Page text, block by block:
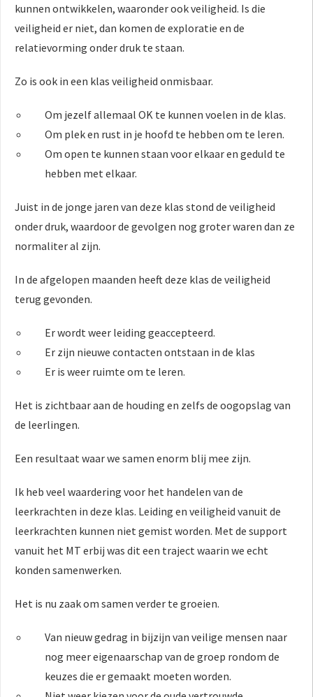
kunnen ontwikkelen, waaronder ook veiligheid. Is die
veiligheid er niet, dan komen de exploratie en de
relatievorming onder druk te staan.
Zo is ook in een klas veiligheid onmisbaar.
Om jezelf allemaal OK te kunnen voelen in de klas.
Om plek en rust in je hoofd te hebben om te leren.
Om open te kunnen staan voor elkaar en geduld te
hebben met elkaar.
Juist in de jonge jaren van deze klas stond de veiligheid
onder druk, waardoor de gevolgen nog groter waren dan ze
normaliter al zijn.
In de afgelopen maanden heeft deze klas de veiligheid
terug gevonden.
Er wordt weer leiding geaccepteerd.
Er zijn nieuwe contacten ontstaan in de klas
Er is weer ruimte om te leren.
Het is zichtbaar aan de houding en zelfs de oogopslag van
de leerlingen.
Een resultaat waar we samen enorm blij mee zijn.
Ik heb veel waardering voor het handelen van de
leerkrachten in deze klas. Leiding en veiligheid vanuit de
leerkrachten kunnen niet gemist worden. Met de support
vanuit het MT erbij was dit een traject waarin we echt
konden samenwerken.
Het is nu zaak om samen verder te groeien.
Van nieuw gedrag in bijzijn van veilige mensen naar
nog meer eigenaarschap van de groep rondom de
keuzes die er gemaakt moeten worden.